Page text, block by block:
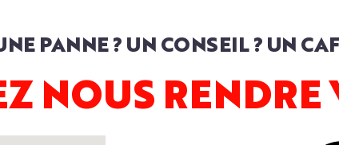
PANNE ? UN CONSEIL ? UN
NOUS RENDRE